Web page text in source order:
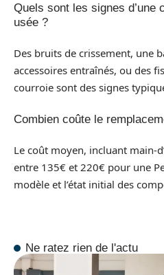
Quels sont les signes d’une
usée ?
Des bruits de crissement, une
accessoires entraînés, ou des
courroie sont des signes
Combien coûte le
Le coût moyen, incluant main-
entre 135€ et 220€ pour une
modèle et l’état initial des
Ne ratez rien de l'actu